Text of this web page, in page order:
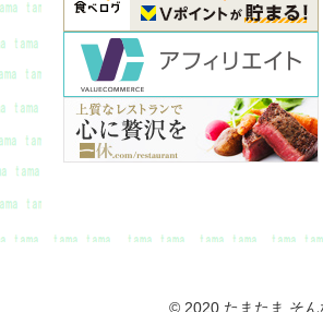
© 2020 たまたま そん